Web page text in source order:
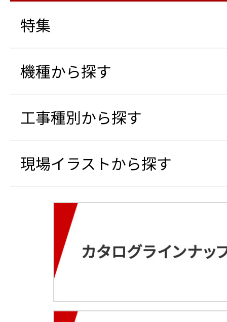
特集
機種から探す
工事種別から探す
現場イラストから探す